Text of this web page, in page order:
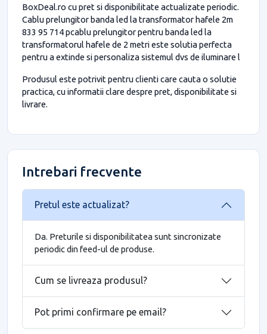
BoxDeal.ro cu pret si disponibilitate actualizate periodic.
Cablu prelungitor banda led la transformator hafele 2m
833 95 714 pcablu prelungitor pentru banda led la
transformatorul hafele de 2 metri este solutia perfecta
pentru a extinde si personaliza sistemul dvs de iluminare l
Produsul este potrivit pentru clienti care cauta o solutie
practica, cu informatii clare despre pret, disponibilitate si
livrare.
Intrebari frecvente
Pretul este actualizat?
Da. Preturile si disponibilitatea sunt sincronizate
periodic din feed-ul de produse.
Cum se livreaza produsul?
Pot primi confirmare pe email?